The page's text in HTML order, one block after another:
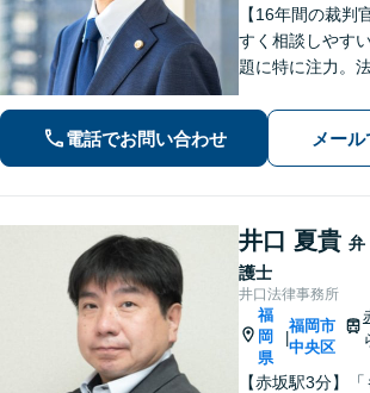
【16年間の裁判
すく相談しやす
題に特に注力。
に努めクライア
スをサポートし
エリア対応】
電話でお問い合わせ メー
井口 夏貴 弁
護士
井口法律事務所
福
岡
県
|
福岡市
中央区
【赤坂駅3分】